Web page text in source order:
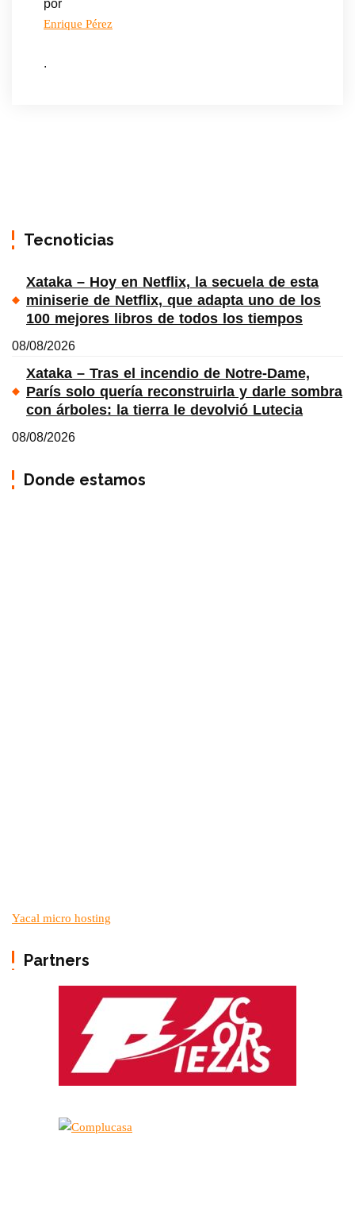
por
Enrique Pérez
.
Tecnoticias
Xataka – Hoy en Netflix, la secuela de esta
miniserie de Netflix, que adapta uno de los
100 mejores libros de todos los tiempos
08/08/2026
Xataka – Tras el incendio de Notre-Dame,
París solo quería reconstruirla y darle sombra
con árboles: la tierra le devolvió Lutecia
08/08/2026
Donde estamos
Yacal micro hosting
Partners